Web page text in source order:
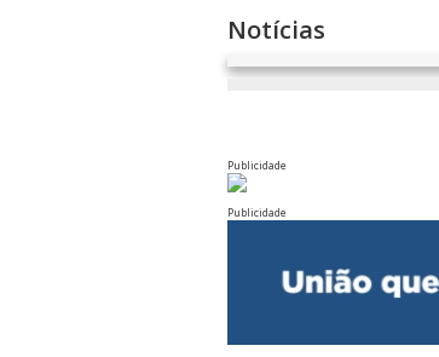
Notícias
Publicidade
Publicidade